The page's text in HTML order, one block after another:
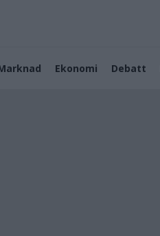
Ekonomi Debatt